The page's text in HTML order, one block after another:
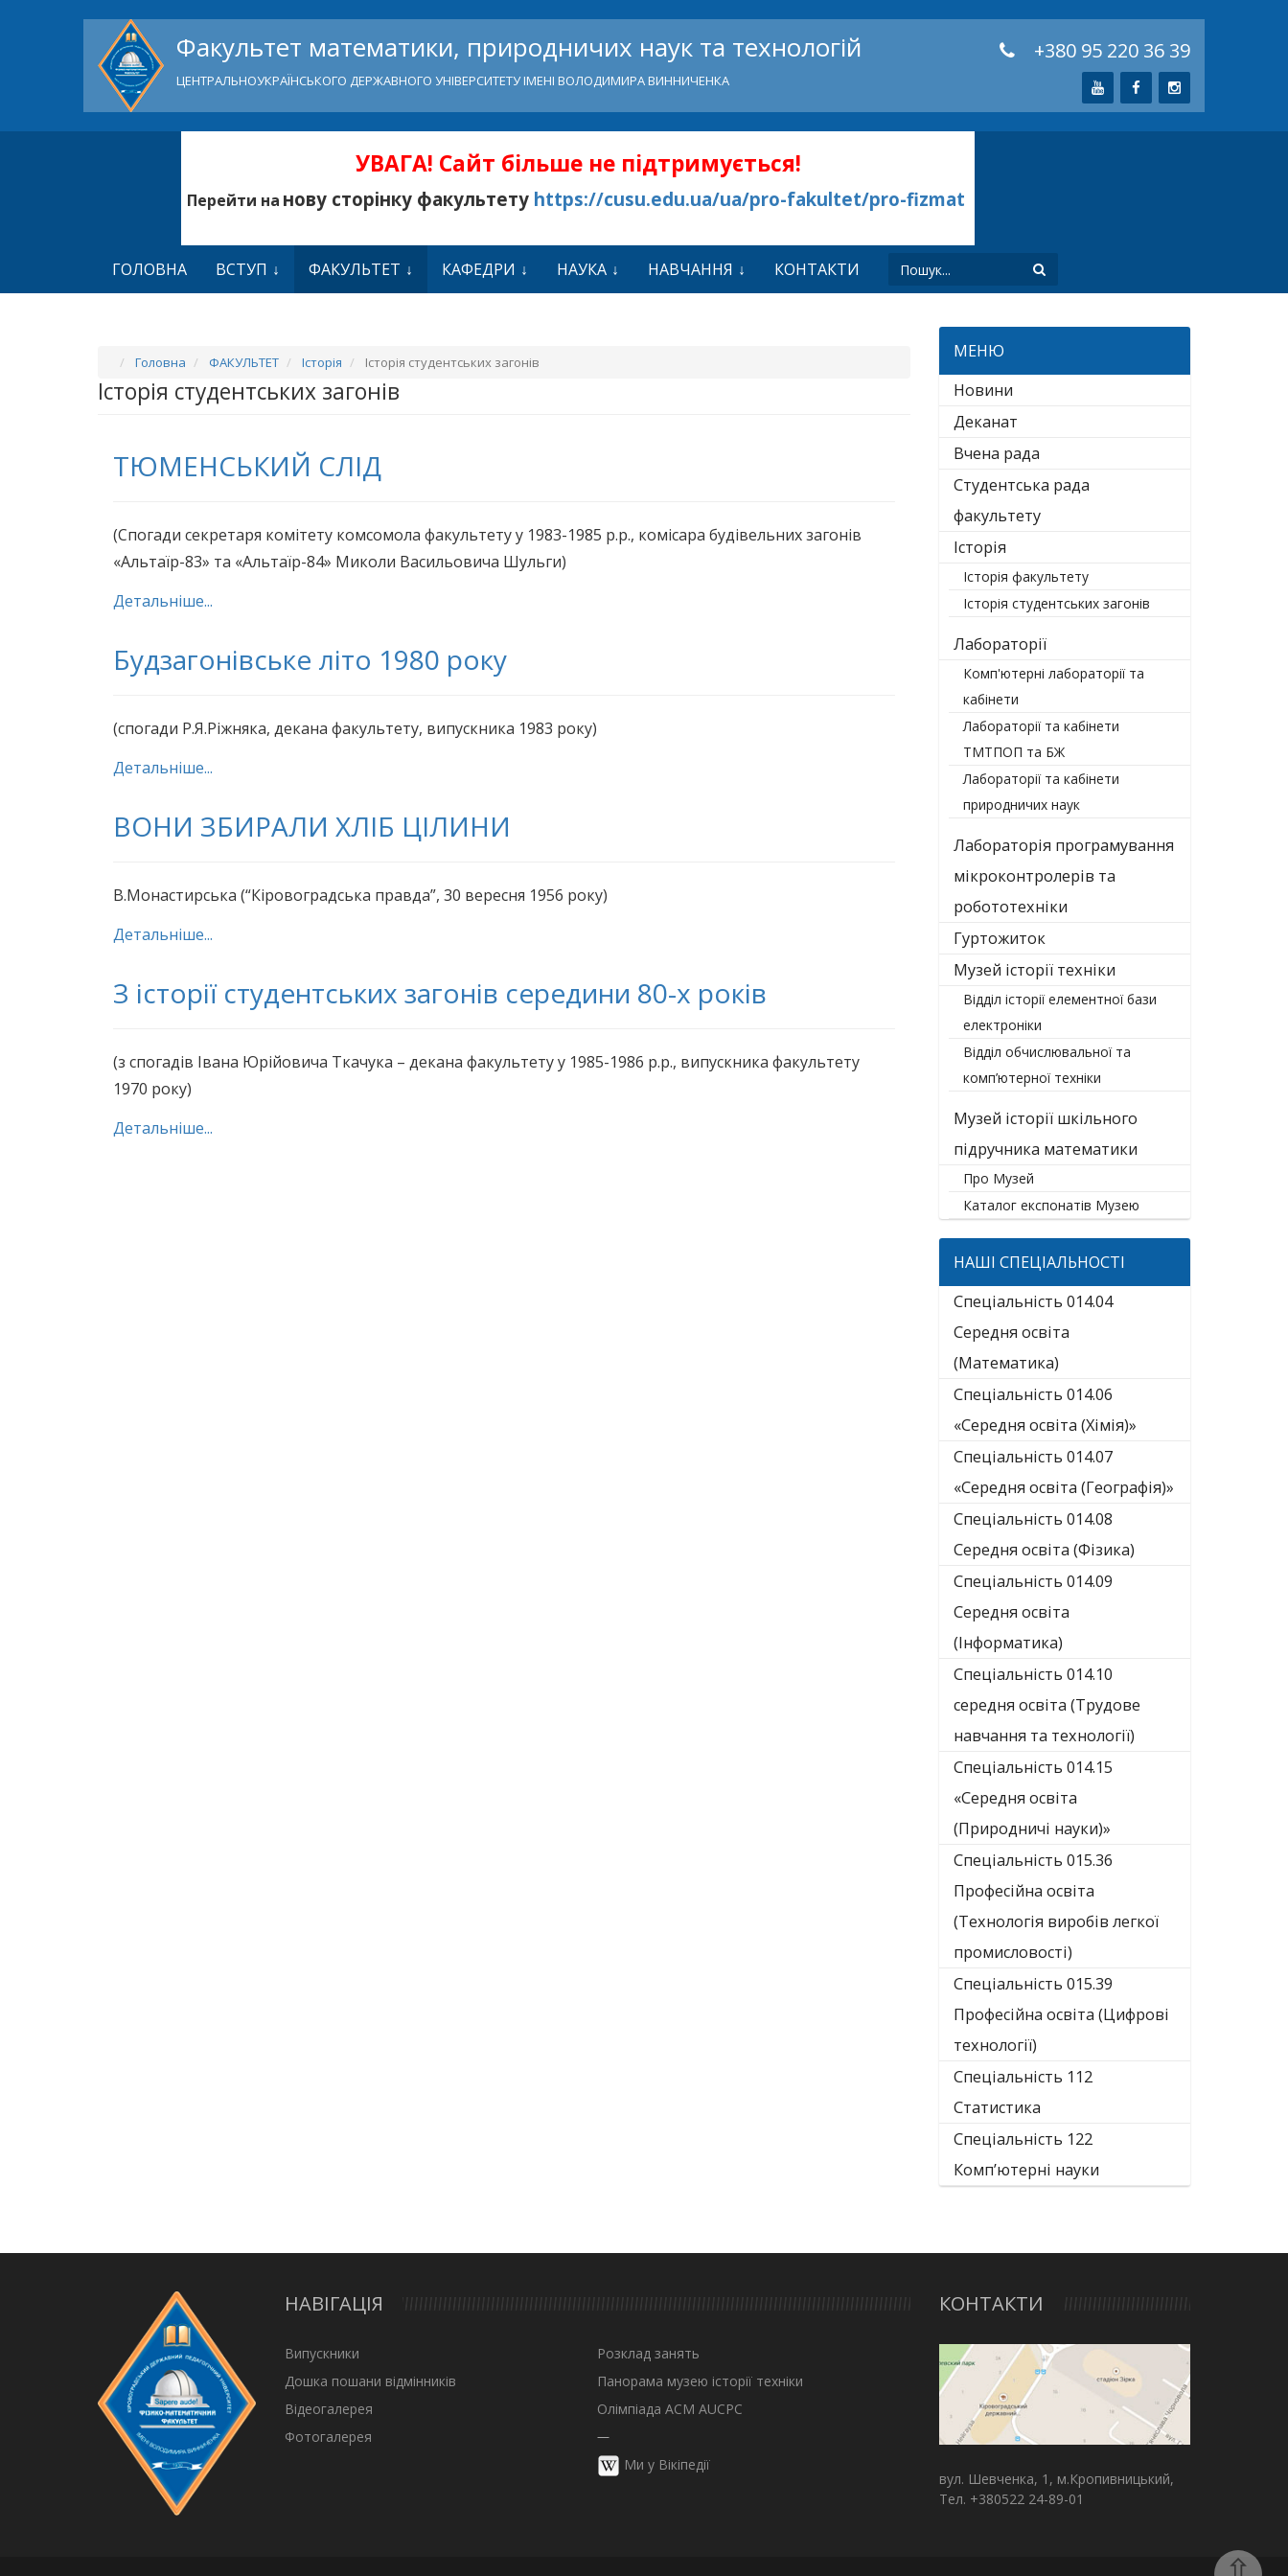
Факультет математики, природничих наук та технологій
ЦЕНТРАЛЬНОУКРАЇНСЬКОГО ДЕРЖАВНОГО УНІВЕРСИТЕТУ ІМЕНІ ВОЛОДИМИРА ВИННИЧЕНКА
+380 95 220 36 39
УВАГА! Сайт більше не підтримується!
Перейти на нову сторінку факультету https://cusu.edu.ua/ua/pro-fakultet/pro-fizmat
ГОЛОВНА ВСТУП ФАКУЛЬТЕТ КАФЕДРИ НАУКА НАВЧАННЯ КОНТАКТИ
Головна ФАКУЛЬТЕТ Історія Історія студентських загонів
Історія студентських загонів
ТЮМЕНСЬКИЙ СЛІД
(Спогади секретаря комітету комсомола факультету у 1983-1985 р.р., комісара будівельних загонів
«Альтаїр-83» та «Альтаїр-84» Миколи Васильовича Шульги)
Детальніше...
Будзагонівське літо 1980 року
(спогади Р.Я.Ріжняка, декана факультету, випускника 1983 року)
Детальніше...
ВОНИ ЗБИРАЛИ ХЛІБ ЦІЛИНИ
В.Монастирська (“Кіровоградська правда”, 30 вересня 1956 року)
Детальніше...
З історії студентських загонів середини 80-х років
(з спогадів Івана Юрійовича Ткачука – декана факультету у 1985-1986 р.р., випускника факультету
1970 року)
Детальніше...
МЕНЮ
Новини
Деканат
Вчена рада
Студентська рада
факультету
Історія
Історія факультету
Історія студентських загонів
Лабораторії
Комп'ютерні лабораторії та
кабінети
Лабораторії та кабінети
ТМТПОП та БЖ
Лабораторії та кабінети
природничих наук
Лабораторія програмування
мікроконтролерів та
робототехніки
Гуртожиток
Музей історії техніки
Відділ історії елементної бази
електроніки
Відділ обчислювальної та
комп’ютерної техніки
Музей історії шкільного
підручника математики
Про Музей
Каталог експонатів Музею
НАШІ СПЕЦІАЛЬНОСТІ
Спеціальність 014.04
Середня освіта
(Математика)
Спеціальність 014.06
«Середня освіта (Хімія)»
Спеціальність 014.07
«Середня освіта (Географія)»
Спеціальність 014.08
Середня освіта (Фізика)
Спеціальність 014.09
Середня освіта
(Інформатика)
Спеціальність 014.10
середня освіта (Трудове
навчання та технології)
Спеціальність 014.15
«Середня освіта
(Природничі науки)»
Спеціальність 015.36
Професійна освіта
(Технологія виробів легкої
промисловості)
Спеціальність 015.39
Професійна освіта (Цифрові
технології)
Спеціальність 112
Статистика
Спеціальність 122
Комп’ютерні науки
НАВІГАЦІЯ
Випускники
Дошка пошани відмінників
Відеогалерея
Фотогалерея
Розклад занять
Панорама музею історії техніки
Олімпіада ACM AUCPC
—
Ми у Вікіпедії
КОНТАКТИ
вул. Шевченка, 1, м.Кропивницький,
Тел. +380522 24-89-01